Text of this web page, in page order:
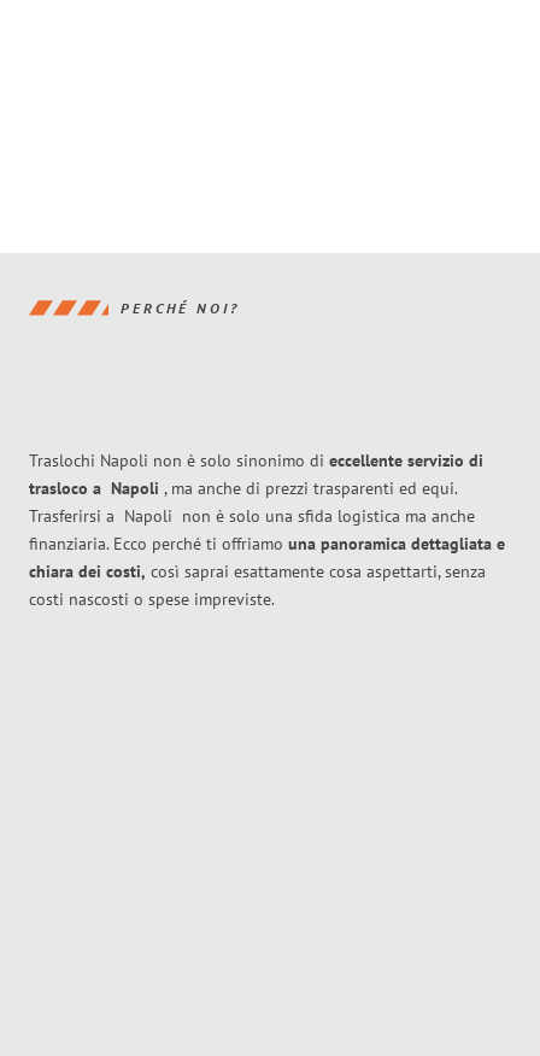
PERCHÉ NOI?
Traslochi Napoli non è solo sinonimo di eccellente servizio di
trasloco a Napoli , ma anche di prezzi trasparenti ed equi.
Trasferirsi a Napoli non è solo una sfida logistica ma anche
finanziaria. Ecco perché ti offriamo una panoramica dettagliata e
chiara dei costi, così saprai esattamente cosa aspettarti, senza
costi nascosti o spese impreviste.